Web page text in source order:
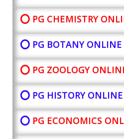
⭕ PG CHEMISTRY
⭕ PG BOTANYONLINE
⭕ PG ZOOLOGY
⭕ PG HISTORY
⭕ PG ECONOMICS